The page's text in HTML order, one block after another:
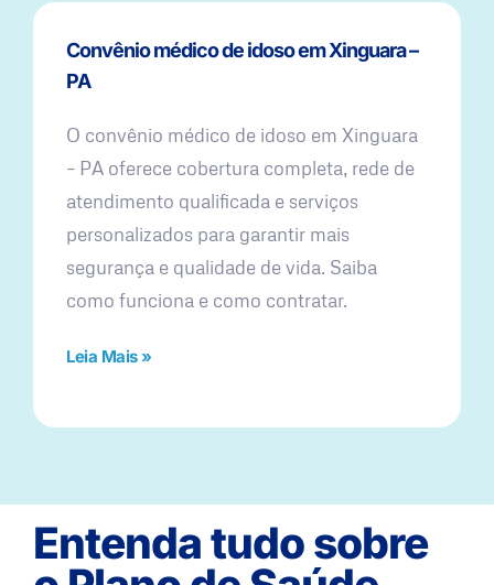
Convênio médico de idoso em Xinguara –
PA
O convênio médico de idoso em Xinguara
– PA oferece cobertura completa, rede de
atendimento qualificada e serviços
personalizados para garantir mais
segurança e qualidade de vida. Saiba
como funciona e como contratar.
Leia Mais »
Entenda tudo sobre